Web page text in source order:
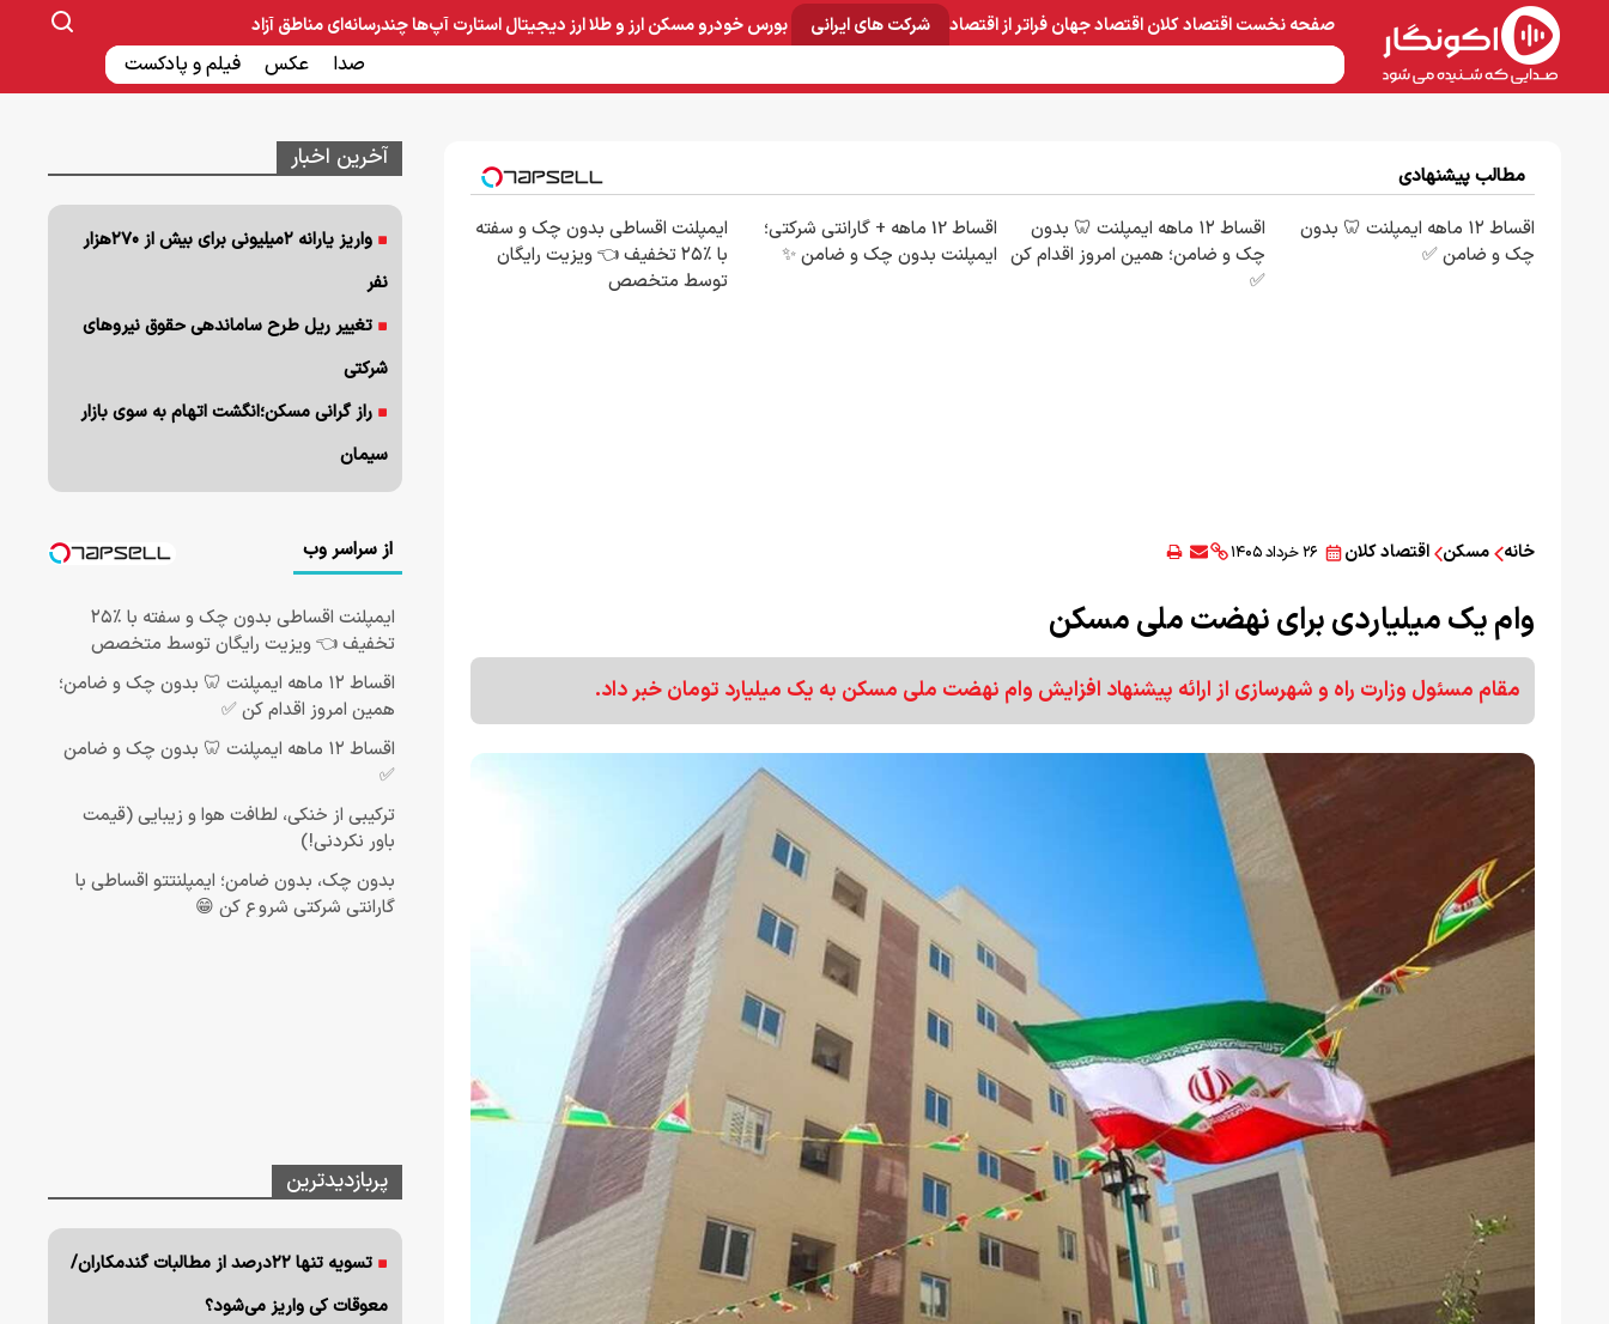
صفحه نخستاقتصاد کلاناقتصاد جهانفراتر از اقتصاد شرکت های ایرانی
صنایع غذایی و دارویی ساخت و ساز بانک و بیمه
بورسخودرومسکنارز و طلاارز دیجیتالاستارت آپ‌هاچندرسانه‌ای
صدا عکس فیلم و پادکست
مناطق آزاد
مطالب پیشنهادی
اقساط ۱۲ ماهه ایمپلنت 🦷 بدون
چک و ضامن ✅
اقساط ۱۲ ماهه ایمپلنت 🦷 بدون
چک و ضامن؛ همین امروز اقدام کن
✅
اقساط 12 ماهه + گارانتی شرکتی؛
ایمپلنت بدون چک و ضامن ✨
ایمپلنت اقساطی بدون چک و سفته
با ٪۲۵ تخفیف 👈 ویزیت رایگان
توسط متخصص
خانه مسکن اقتصاد کلان ۲۶ خرداد ۱۴۰۵
وام یک میلیاردی برای نهضت ملی مسکن
مقام مسئول وزارت راه و شهرسازی از ارائه پیشنهاد افزایش وام نهضت ملی مسکن به یک میلیارد تومان خبر داد.
آخرین اخبار
واریز یارانه ۲میلیونی برای بیش از ۲۷۰هزار
نفر
تغییر ریل طرح ساماندهی حقوق نیروهای
شرکتی
راز گرانی مسکن؛انگشت اتهام به سوی بازار
سیمان
از سراسر وب
ایمپلنت اقساطی بدون چک و سفته با ٪۲۵
تخفیف 👈 ویزیت رایگان توسط متخصص
اقساط ۱۲ ماهه ایمپلنت 🦷 بدون چک و ضامن؛
همین امروز اقدام کن ✅
اقساط ۱۲ ماهه ایمپلنت 🦷 بدون چک و ضامن
✅
ترکیبی از خنکی، لطافت هوا و زیبایی (قیمت
باور نکردنی!)
بدون چک، بدون ضامن؛ ایمپلنتتو اقساطی با
گارانتی شرکتی شروع کن 😁
پربازدیدترین
تسویه تنها ۲۲درصد از مطالبات گندمکاران/
معوقات کی واریز می‌شود؟